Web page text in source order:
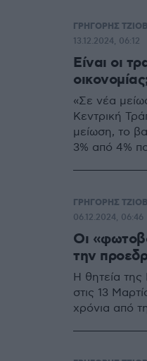
ΓΡΗΓΟΡΗΣ
Είναι οι
«Σε νέα
Κεντρική
μείωση, το
3% από 4%
13.12.2024, 06:12
ΓΡΗΓΟΡΗΣ
Οι
την
Η θητεία της
στις 13
χρόνια από
06.12.2024, 06:46